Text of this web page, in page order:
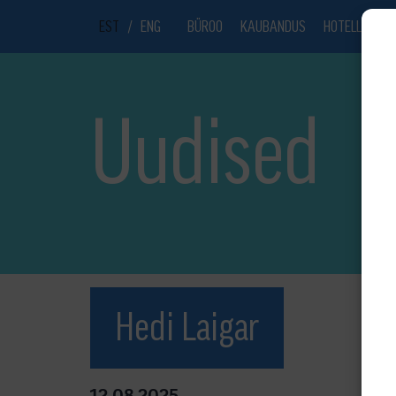
EST / ENG BÜROO KAUBANDUS HOTELL
Uudised
Hedi Laigar